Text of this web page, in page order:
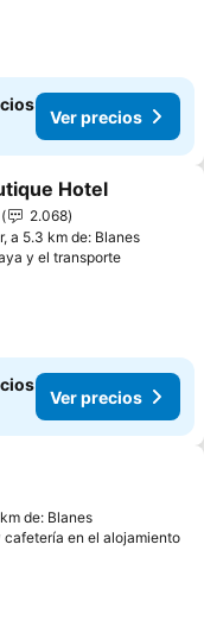
Ver precios
favoritos
Hotel
2.068
a 5.3 km de: Blanes
y el transporteVer
Ver precios
de: Blanes
cafetería en el alojamiento